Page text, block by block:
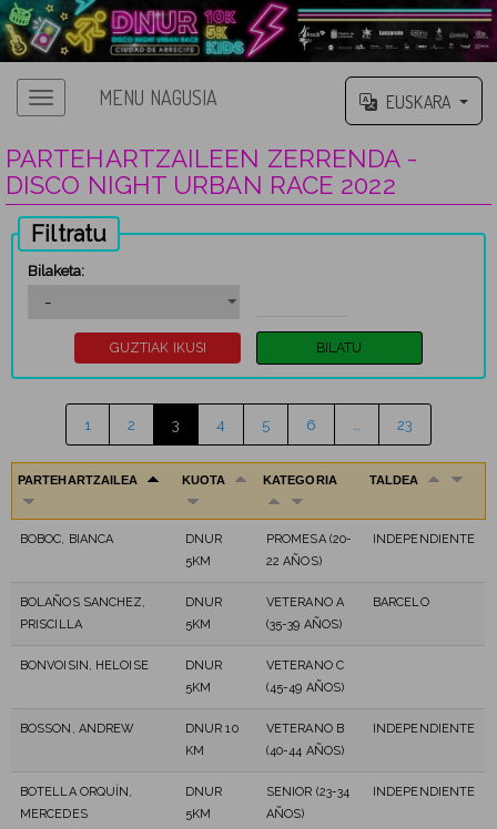
MENU NAGUSIA EUSKARA
PARTEHARTZAILEEN ZERRENDA -
DISCO NIGHT URBAN RACE 2022
Filtratu
Bilaketa:
1 2 3 4 5 6 23
PARTEHARTZAILEA KUOTA KATEGORIA TALDEA
BOBOC, BIANCA
DNUR
5KM
PROMESA (20-
22 AÑOS)
INDEPENDIENTE
BOLAÑOS SANCHEZ,
PRISCILLA
DNUR
5KM
VETERANO A
(35-39 AÑOS)
BARCELO
BONVOISIN, HELOISE
DNUR
5KM
VETERANO C
(45-49 AÑOS)
BOSSON, ANDREW
DNUR 10
KM
VETERANO B
(40-44 AÑOS)
INDEPENDIENTE
BOTELLA ORQUÍN,
MERCEDES
DNUR
5KM
SENIOR (23-34
AÑOS)
INDEPENDIENTE